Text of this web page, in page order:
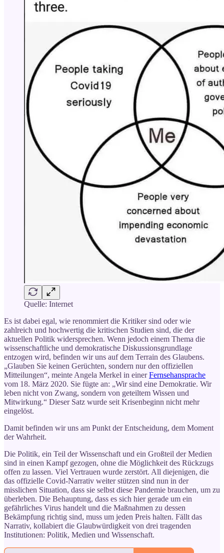
Quelle: Internet
Es ist dabei egal, wie renommiert die Kritiker sind oder wie
zahlreich und hochwertig die kritischen Studien sind, die der
aktuellen Politik widersprechen. Wenn jedoch einem Thema die
wissenschaftliche und demokratische Diskussionsgrundlage
entzogen wird, befinden wir uns auf dem Terrain des Glaubens.
„Glauben Sie keinen Gerüchten, sondern nur den offiziellen
Mitteilungen“, meinte Angela Merkel in einerFernsehansprache
vom 18. März 2020. Sie fügte an: „Wir sind eine Demokratie. Wir
leben nicht von Zwang, sondern von geteiltem Wissen und
Mitwirkung.“ Dieser Satz wurde seit Krisenbeginn nicht mehr
eingelöst.
Damit befinden wir uns am Punkt der Entscheidung, dem Moment
der Wahrheit.
Die Politik, ein Teil der Wissenschaft und ein Großteil der Medien
sind in einen Kampf gezogen, ohne die Möglichkeit des Rückzugs
offen zu lassen. Viel Vertrauen wurde zerstört. All diejenigen, die
das offizielle Covid-Narrativ weiter stützen sind nun in der
misslichen Situation, dass sie selbst diese Pandemie brauchen, um zu
überleben. Die Behauptung, dass es sich hier gerade um ein
gefährliches Virus handelt und die Maßnahmen zu dessen
Bekämpfung richtig sind, muss um jeden Preis halten. Fällt das
Narrativ, kollabiert die Glaubwürdigkeit von drei tragenden
Institutionen: Politik, Medien und Wissenschaft.